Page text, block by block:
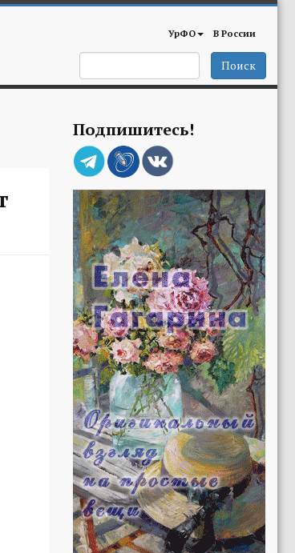
УрФО В России
Поиск
Подпишитесь!